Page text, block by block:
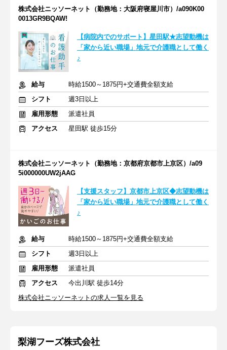
株式会社ニッソーネット（勤務地：大阪府寝屋川市）/a090K00
0013GR9BQAW!
【病院内でのサポート】星田駅★志望動機は
「家から近い職場」地元で介護職として働く
♪
給与
時給1500～1875円+交通費全額支給
シフト
週3日以上
雇用形態
派遣社員
アクセス
星田駅 徒歩15分
株式会社ニッソーネット（勤務地：京都府京都市上京区）/a09
5i000000UW2jAAG
【支援スタッフ】京都市上京区◆志望動機は
「家から近い職場」地元で介護職として働く
♪
給与
時給1500～1875円+交通費全額支給
シフト
週3日以上
雇用形態
派遣社員
アクセス
今出川駅 徒歩14分
株式会社ニッソーネットの求人一覧を見る
梨湖フーズ株式会社